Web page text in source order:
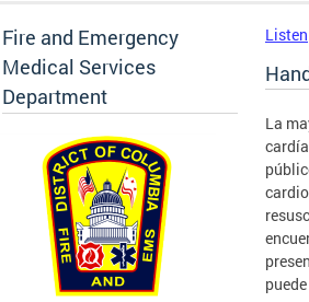
Fire and Emergency
Medical Services
Department
Listen
La